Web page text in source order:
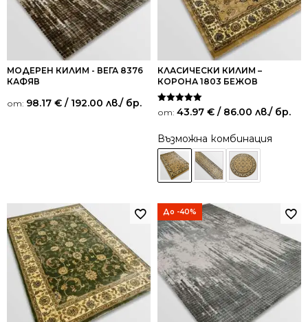
МОДЕРЕН КИЛИМ - ВЕГА 8376
КАФЯВ
от: 98.17 € / 192.00 лв./ бр.
КЛАСИЧЕСКИ КИЛИМ –
КОРОНА 1803 БЕЖОВ
Оценено на
5.00
от: 43.97 € / 86.00 лв./ бр.
Възможна комбинация
До -40%